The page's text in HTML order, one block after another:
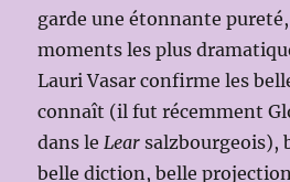
garde une étonnante
moments les plus
Lauri Vasar confirme les
connaît (il fut récemment
dans le Lear salzbourgeois),
belle diction, belle